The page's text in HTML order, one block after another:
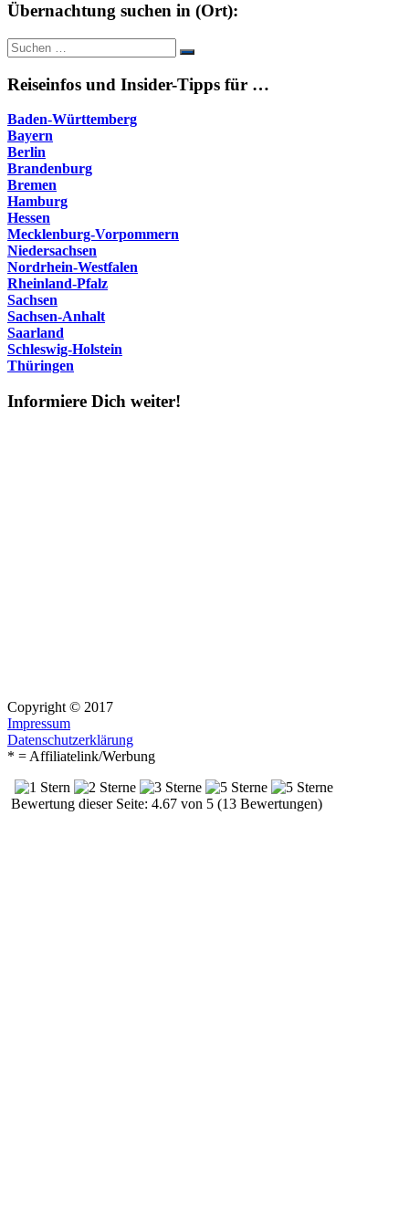
Übernachtung suchen in (Ort):
Suche
nach:
Suchen
Reiseinfos und Insider-Tipps für …
Baden-Württemberg
Bayern
Berlin
Brandenburg
Bremen
Hamburg
Hessen
Mecklenburg-Vorpommern
Niedersachsen
Nordrhein-Westfalen
Rheinland-Pfalz
Sachsen
Sachsen-Anhalt
Saarland
Schleswig-Holstein
Thüringen
Informiere Dich weiter!
Copyright © 2017
Impressum
Datenschutzerklärung
* = Affiliatelink/Werbung
Bewertung dieser Seite: 4.67 von 5 (13 Bewertungen)